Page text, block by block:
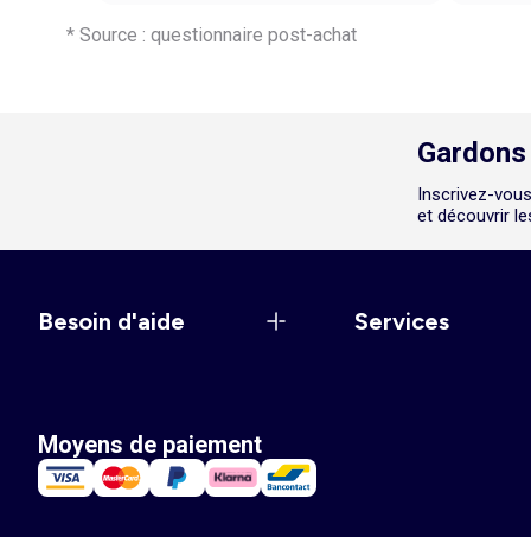
* Source : questionnaire post-achat
Inscrivez-
et découvrir
Besoin d'aide Services
Moyens de paiement